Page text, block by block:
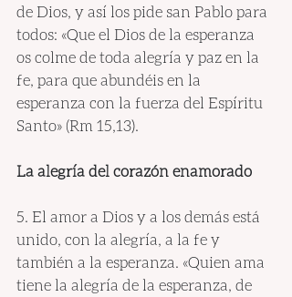
de Dios, y así los pide san Pablo para
todos: «Que el Dios de la esperanza
os colme de toda alegría y paz en la
fe, para que abundéis en la
esperanza con la fuerza del Espíritu
Santo» (Rm 15,13).
La alegría del corazón enamorado
5. El amor a Dios y a los demás está
unido, con la alegría, a la fe y
también a la esperanza. «Quien ama
tiene la alegría de la esperanza, de